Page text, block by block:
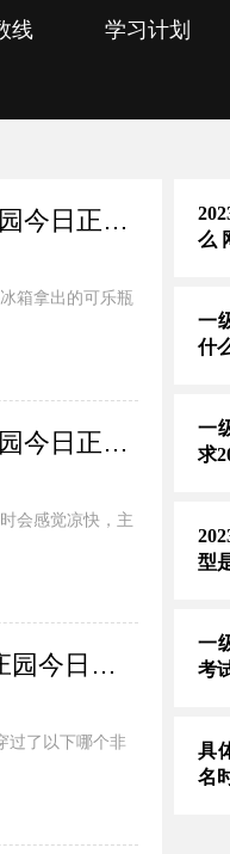
线 学习计划
蚂蚁庄园今日最新答案在文章末 8.2日蚂蚁庄园今日正确答案汇总
箱拿出的可乐瓶
蚂蚁庄园今日最新答案在文章末 8.1日蚂蚁庄园今日正确答案汇总
会感觉凉快，主
蚂蚁庄园今日最新答案在文章末 7.31日蚂蚁庄园今日正确答案汇总
过了以下哪个非
么
一
什
一
求
型
一
考
具
名